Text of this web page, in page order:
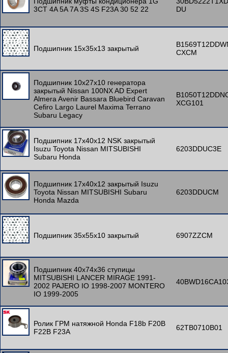
3CT 4A 5A 7A 3S 4S F23A 30 52 22
DU
Подшипник 15x35x13 закрытый
CXCM
Подшипник 10x27x10 генератора
закрытый Nissan 100NX AD Expert
Almera Avenir Bassara Bluebird Caravan
Cefiro Largo Laurel Maxima Terrano
Subaru Legacy
XCG101
Подшипник 17x40x12 NSK закрытый
Isuzu Toyota Nissan MITSUBISHI
Subaru Honda
6203DDUC3E
Подшипник 17x40x12 закрытый Isuzu
Toyota Nissan MITSUBISHI Subaru
Honda Mazda
6203DDUCM
Подшипник 35x55x10 закрытый 6907ZZCM
Подшипник 40x74x36 ступицы
MITSUBISHI LANCER MIRAGE 1991-
2002 PAJERO IO 1998-2007 MONTERO
IO 1999-2005
Ролик ГРМ натяжной Honda F18b F20B
F22B F23A
62TB0710B01